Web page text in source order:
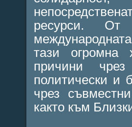
ресурси.
тази огромна
причини чрез
политически и
чрез
както към